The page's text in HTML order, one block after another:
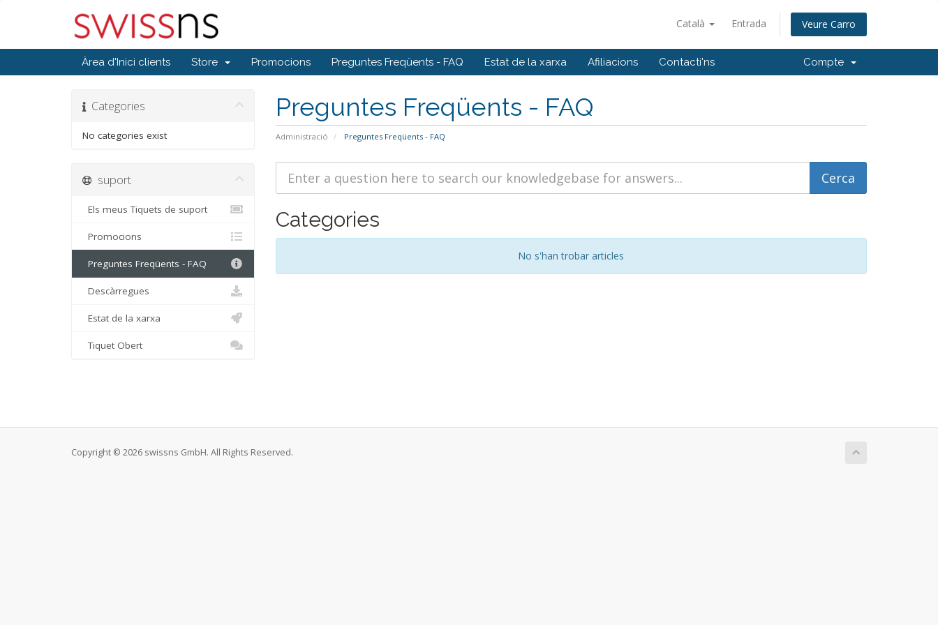
Català Entrada Veure Carro
Àrea d'Inici clients Store Promocions Preguntes Freqüents - FAQ Estat de la xarxa Afiliacions Contacti'ns Compte
Preguntes Freqüents - FAQ
Administració Preguntes Freqüents - FAQ
Categories
No categories exist
Categories
No s'han trobar articles
suport
Els meus Tiquets de suport
Promocions
Preguntes Freqüents - FAQ
Descàrregues
Estat de la xarxa
Tiquet Obert
Copyright © 2026 swissns GmbH. All Rights Reserved.